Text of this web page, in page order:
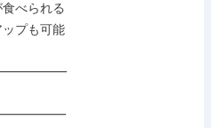
べられる
プも可能